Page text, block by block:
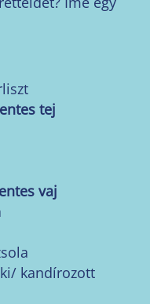
tej
vaj
kandírozott